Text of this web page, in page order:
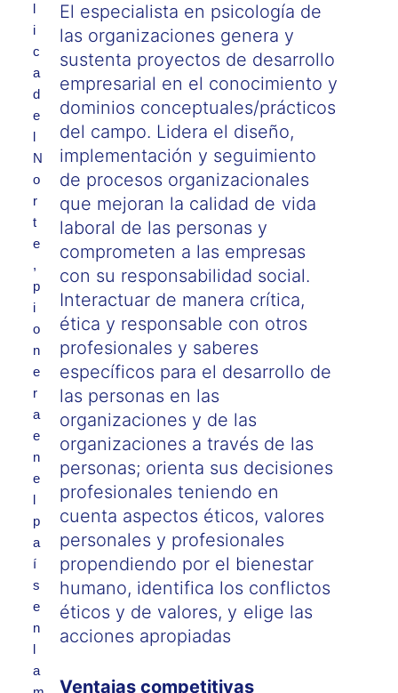
El especialista en psicología de
las organizaciones genera y
sustenta proyectos de desarrollo
empresarial en el conocimiento y
dominios conceptuales/prácticos
del campo. Lidera el diseño,
implementación y seguimiento
de procesos organizacionales
que mejoran la calidad de vida
laboral de las personas y
comprometen a las empresas
con su responsabilidad social.
Interactuar de manera crítica,
ética y responsable con otros
profesionales y saberes
específicos para el desarrollo de
las personas en las
organizaciones y de las
organizaciones a través de las
personas; orienta sus decisiones
profesionales teniendo en
cuenta aspectos éticos, valores
personales y profesionales
propendiendo por el bienestar
humano, identifica los conflictos
éticos y de valores, y elige las
acciones apropiadas
Ventajas competitivas
l
i
c
a
d
e
l
N
o
r
t
e
,
p
i
o
n
e
r
a
e
n
e
l
p
a
í
s
e
n
l
a